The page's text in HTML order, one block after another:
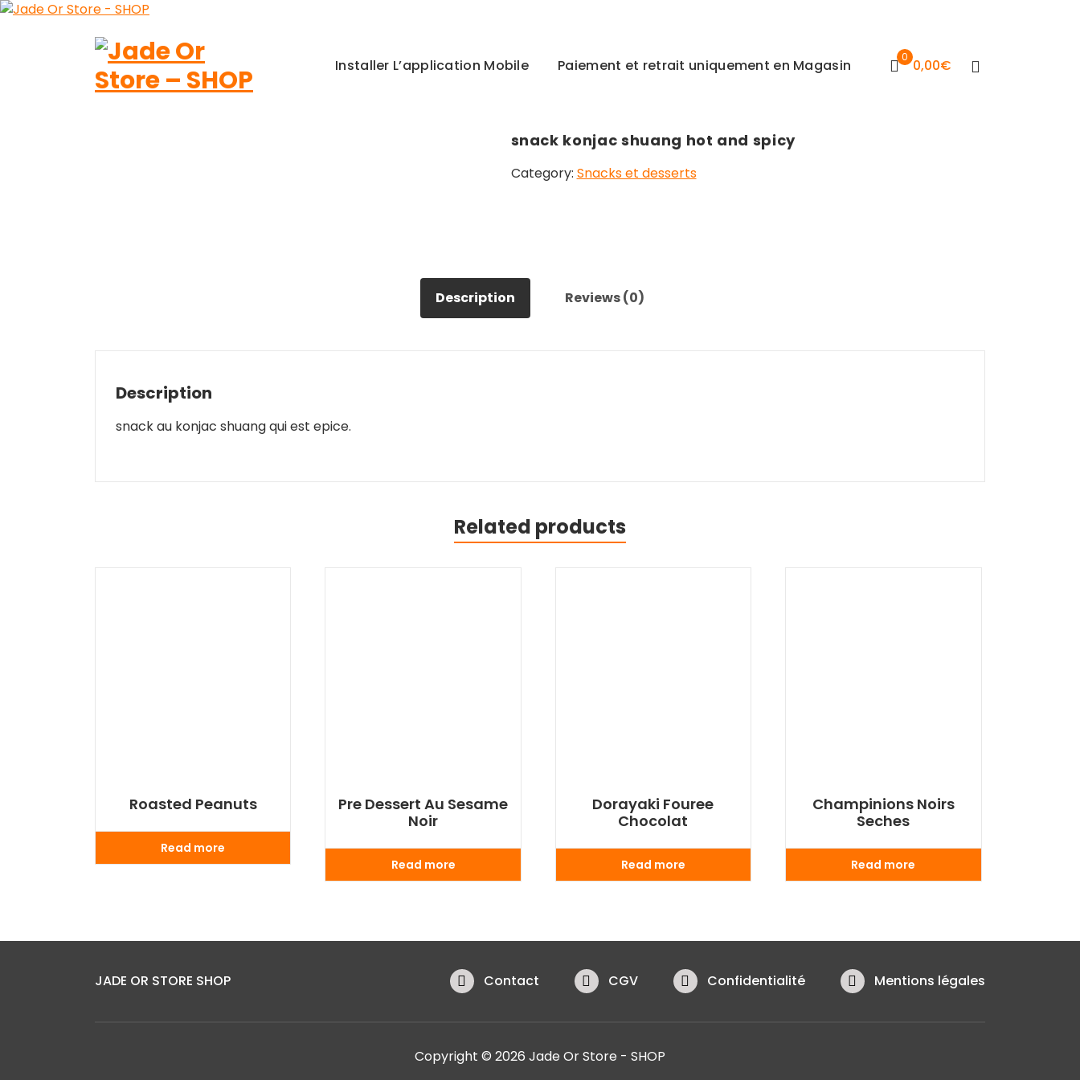
Aller
Installer L’application Mobile Paiement et retrait uniquement en Magasin 0 0,00€
snack konjac shuang hot and spicy
Category: Snacks et desserts
Description Reviews (0)
Description
snack au konjac shuang qui est epice.
Related products
Roasted Peanuts
Read more
Pre Dessert Au Sesame
Noir
Read more
Dorayaki Fouree
Chocolat
Read more
Champinions Noirs
Seches
Read more
JADE OR STORE SHOP Contact CGV Confidentialité Mentions légales
Copyright © 2026 Jade Or Store - SHOP